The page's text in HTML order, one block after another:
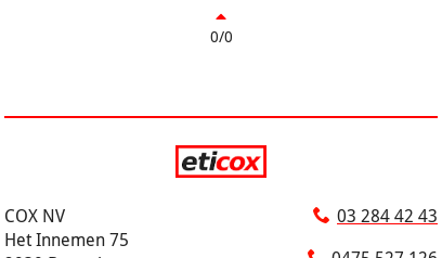
0/0
COX NV
Het Innemen 75
03 284 42 43